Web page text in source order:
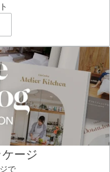
ージ
で